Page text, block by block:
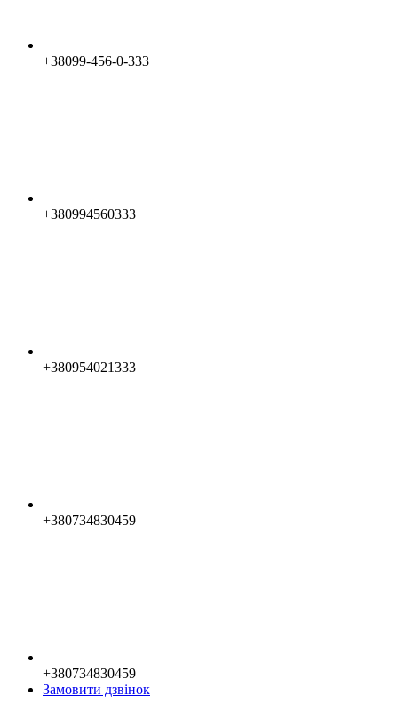
+38099-456-0-333
+380994560333
+380954021333
+380734830459
+380734830459
Замовити дзвінок